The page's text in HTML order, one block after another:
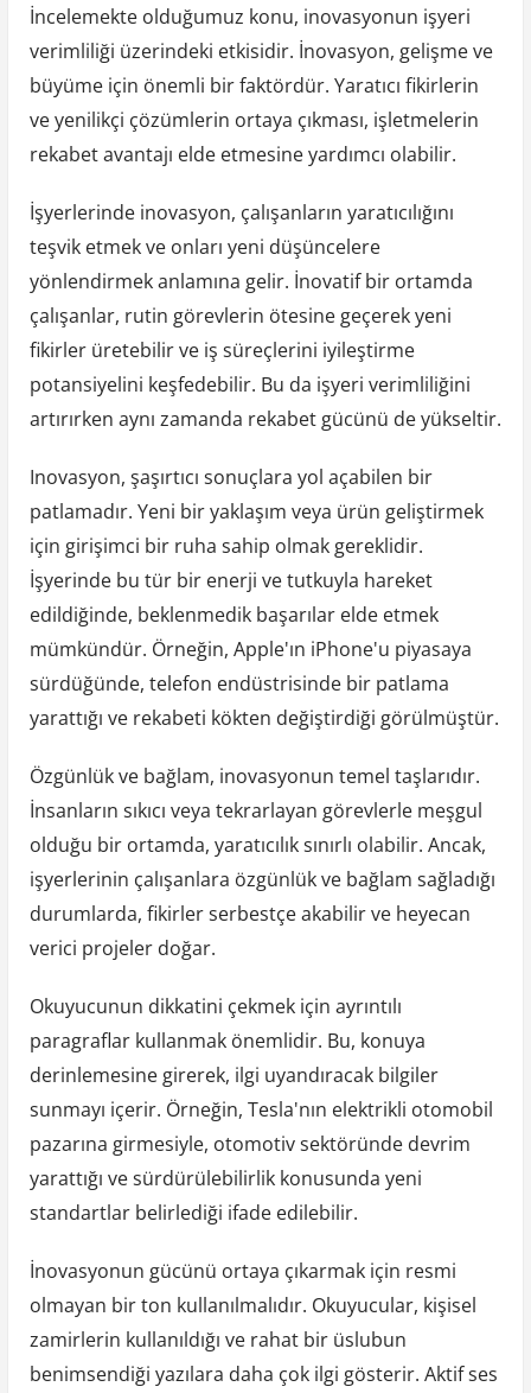
İncelemekte olduğumuz konu, inovasyonun işyeri
verimliliği üzerindeki etkisidir. İnovasyon, gelişme ve
büyüme için önemli bir faktördür. Yaratıcı fikirlerin
ve yenilikçi çözümlerin ortaya çıkması, işletmelerin
rekabet avantajı elde etmesine yardımcı olabilir.
İşyerlerinde inovasyon, çalışanların yaratıcılığını
teşvik etmek ve onları yeni düşüncelere
yönlendirmek anlamına gelir. İnovatif bir ortamda
çalışanlar, rutin görevlerin ötesine geçerek yeni
fikirler üretebilir ve iş süreçlerini iyileştirme
potansiyelini keşfedebilir. Bu da işyeri verimliliğini
artırırken aynı zamanda rekabet gücünü de yükseltir.
Inovasyon, şaşırtıcı sonuçlara yol açabilen bir
patlamadır. Yeni bir yaklaşım veya ürün geliştirmek
için girişimci bir ruha sahip olmak gereklidir.
İşyerinde bu tür bir enerji ve tutkuyla hareket
edildiğinde, beklenmedik başarılar elde etmek
mümkündür. Örneğin, Apple'ın iPhone'u piyasaya
sürdüğünde, telefon endüstrisinde bir patlama
yarattığı ve rekabeti kökten değiştirdiği görülmüştür.
Özgünlük ve bağlam, inovasyonun temel taşlarıdır.
İnsanların sıkıcı veya tekrarlayan görevlerle meşgul
olduğu bir ortamda, yaratıcılık sınırlı olabilir. Ancak,
işyerlerinin çalışanlara özgünlük ve bağlam sağladığı
durumlarda, fikirler serbestçe akabilir ve heyecan
verici projeler doğar.
Okuyucunun dikkatini çekmek için ayrıntılı
paragraflar kullanmak önemlidir. Bu, konuya
derinlemesine girerek, ilgi uyandıracak bilgiler
sunmayı içerir. Örneğin, Tesla'nın elektrikli otomobil
pazarına girmesiyle, otomotiv sektöründe devrim
yarattığı ve sürdürülebilirlik konusunda yeni
standartlar belirlediği ifade edilebilir.
İnovasyonun gücünü ortaya çıkarmak için resmi
olmayan bir ton kullanılmalıdır. Okuyucular, kişisel
zamirlerin kullanıldığı ve rahat bir üslubun
benimsendiği yazılara daha çok ilgi gösterir. Aktif ses